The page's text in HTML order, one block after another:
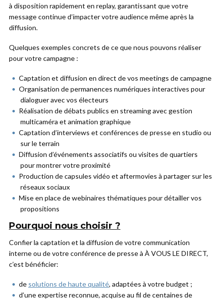
à disposition rapidement en replay, garantissant que votre
message continue d’impacter votre audience même après la
diffusion.
Quelques exemples concrets de ce que nous pouvons réaliser
pour votre campagne :
Captation et diffusion en direct de vos meetings de campagne
Organisation de permanences numériques interactives pour
dialoguer avec vos électeurs
Réalisation de débats publics en streaming avec gestion
multicaméra et animation graphique
Captation d’interviews et conférences de presse en studio ou
sur le terrain
Diffusion d’événements associatifs ou visites de quartiers
pour montrer votre proximité
Production de capsules vidéo et aftermovies à partager sur les
réseaux sociaux
Mise en place de webinaires thématiques pour détailler vos
propositions
Pourquoi nous choisir ?
Confier la captation et la diffusion de votre communication
interne ou de votre conférence de presse à À VOUS LE DIRECT,
c’est bénéficier:
de solutions de haute qualité, adaptées à votre budget ;
d’une expertise reconnue, acquise au fil de centaines de